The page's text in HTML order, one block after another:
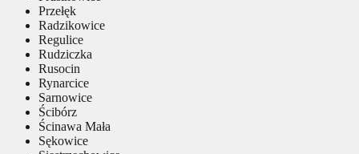
Przełęk
Radzikowice
Regulice
Rudziczka
Rusocin
Rynarcice
Sarnowice
Ścibórz
Ścinawa Mała
Sękowice